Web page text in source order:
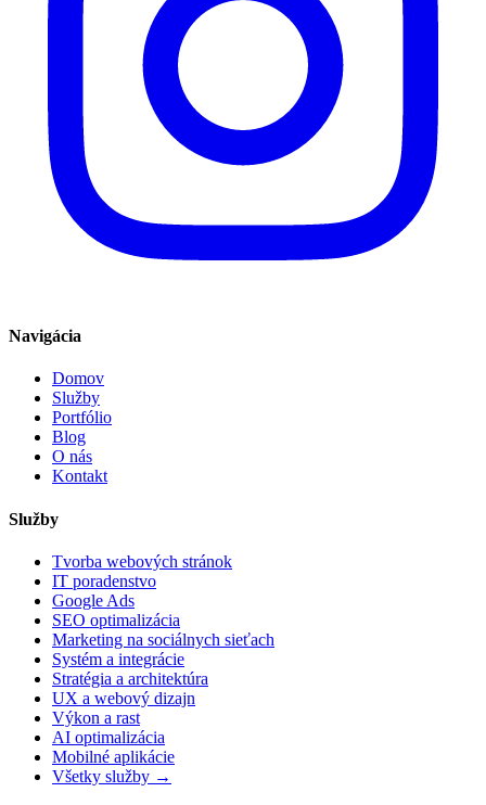
Navigácia
Domov
Služby
Portfólio
Blog
O nás
Kontakt
Služby
Tvorba webových stránok
IT poradenstvo
Google Ads
SEO optimalizácia
Marketing na sociálnych sieťach
Systém a integrácie
Stratégia a architektúra
UX a webový dizajn
Výkon a rast
AI optimalizácia
Mobilné aplikácie
Všetky služby →